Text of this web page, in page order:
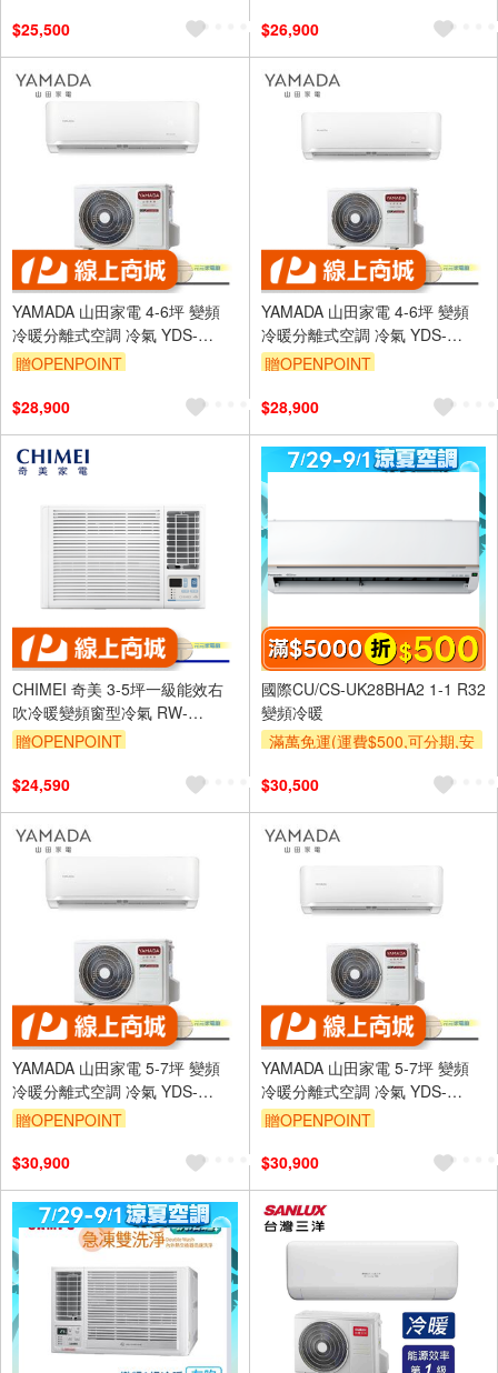
及使用6期以上分期0利率,需付
基本安裝運費)
滿額折$500
$25,500
及使用6期以上分期0利率,需付
基本安裝運費)
滿額折$500
$26,900
YAMADA 山田家電 4-6坪 變頻
冷暖分離式空調 冷氣 YDS-
FN36AH/YDC-FN36AH
贈OPENPOINT
$28,900
YAMADA 山田家電 4-6坪 變頻
冷暖分離式空調 冷氣 YDS-
FN36H/YDC-FN36H
贈OPENPOINT
$28,900
CHIMEI 奇美 3-5坪一級能效右
吹冷暖變頻窗型冷氣 RW-
R29HW1
贈OPENPOINT
$24,590
國際CU/CS-UK28BHA2 1-1 R32
變頻冷暖
滿萬免運(運費$500,可分期,安
及使用6期以上分期0利率,需付
基本安裝運費)
滿額折$500
$30,500
YAMADA 山田家電 5-7坪 變頻
冷暖分離式空調 冷氣 YDS-
FN41AH/YDC-FN41AH
贈OPENPOINT
$30,900
YAMADA 山田家電 5-7坪 變頻
冷暖分離式空調 冷氣 YDS-
FN41H/YDC-FN41H
贈OPENPOINT
$30,900